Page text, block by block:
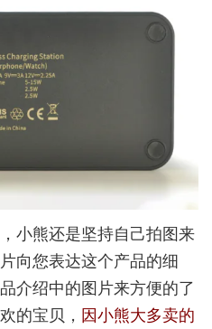
小熊还是坚持自己拍图来
向您表达这个产品的细
介绍中的图片来方便的了
的宝贝， 因小熊大多卖的